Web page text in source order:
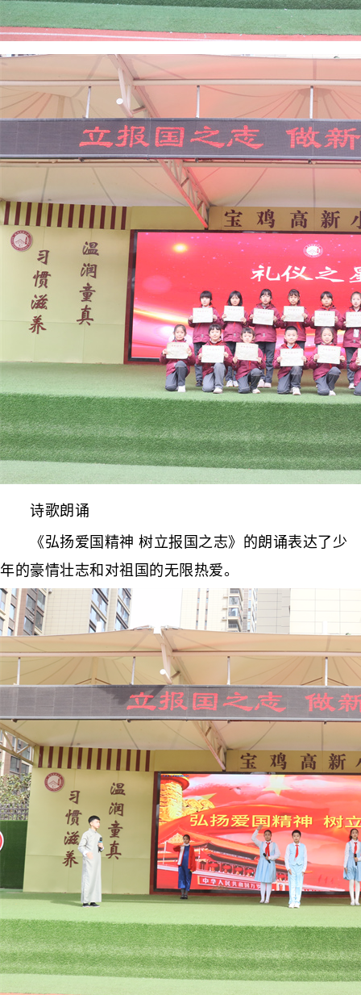
诗歌朗诵
《弘扬爱国精神 树立报国之志》的朗诵表达了少
年的豪情壮志和对祖国的无限热爱。